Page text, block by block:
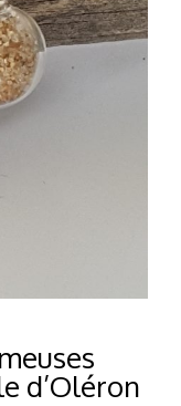
d’Oléron